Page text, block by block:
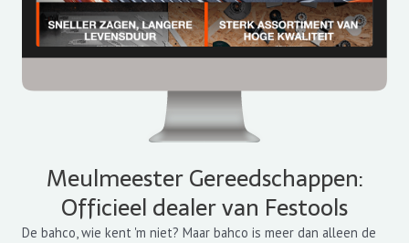
Meulmeester Gereedschappen:
Officieel dealer van Festools
De bahco, wie kent 'm niet? Maar bahco is meer dan alleen de